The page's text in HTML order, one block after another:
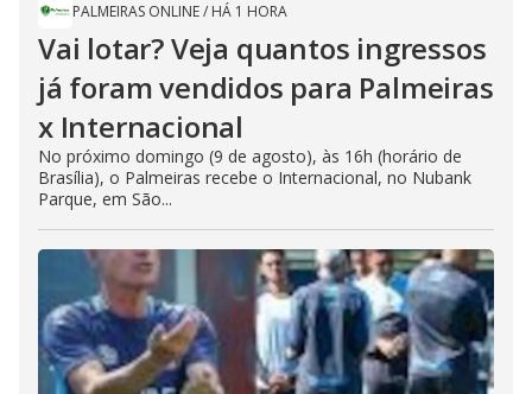
PALMEIRAS ONLINE/ HÁ 1 HORA
Vai lotar? Veja quantos ingressos
já foram vendidos para Palmeiras
x Internacional
No próximo domingo (9 de agosto), às 16h (horário de
Brasília), o Palmeiras recebe o Internacional, no Nubank
Parque, em São...